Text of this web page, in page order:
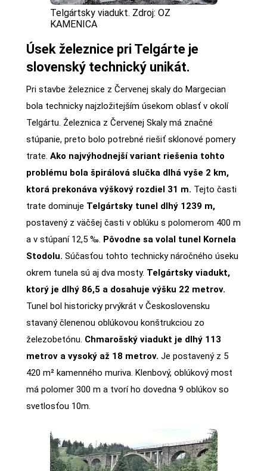
Telgártsky viadukt. Zdroj: OZ
KAMENICA
Úsek železnice pri Telgárte je
slovenský technický unikát.
Pri stavbe železnice z Červenej skaly do Margecian
bola technicky najzložitejším úsekom oblasť v okolí
Telgártu. Železnica z Červenej Skaly má značné
stúpanie, preto bolo potrebné riešiť sklonové pomery
trate. Ako najvýhodnejší variant riešenia tohto
problému bola špirálová slučka dlhá vyše 2 km,
ktorá prekonáva výškový rozdiel 31 m. Tejto časti
trate dominuje Telgártsky tunel dlhý 1239 m,
postavený z väčšej časti v oblúku s polomerom 400 m
a v stúpaní 12,5 ‰. Pôvodne sa volal tunel Kornela
Stodolu. Súčasťou tohto technicky náročného úseku
okrem tunela sú aj dva mosty. Telgártsky viadukt,
ktorý je dlhý 86,5 a dosahuje výšku 22 metrov.
Tunel bol historicky prvýkrát v Československu
stavaný členenou oblúkovou konštrukciou zo
železobetónu. Chmarošský viadukt je dlhý 113
metrov a vysoký až 18 metrov. Je postavený z 5
420 m² kamenného muriva. Klenbový, oblúkový most
má polomer 300 m a tvorí ho dovedna 9 oblúkov so
svetlosťou 10m.